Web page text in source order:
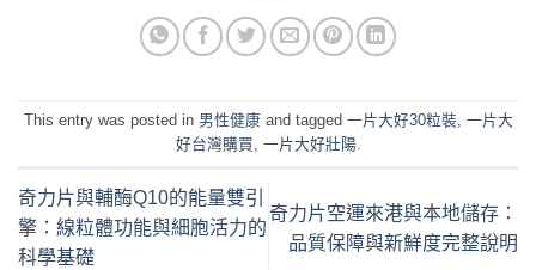
This entry was posted in 男性健康and tagged 一片大好30粒裝, 一片大
好台灣購買, 一片大好壯陽.
奇力片與輔酶Q10的能量雙引
擎：線粒體功能與細胞活力的
科學基礎
奇力片空運來港與本地儲存：
品質保障與新鮮度完整說明